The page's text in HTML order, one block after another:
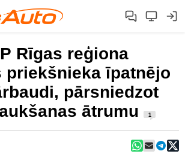
Rīgas reģiona
priekšnieka īpatnējo
pārsniedzot
ātrumu
1